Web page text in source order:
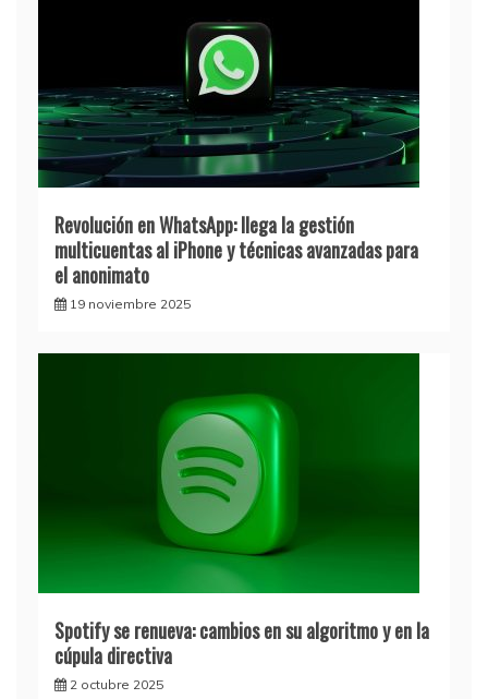
Revolución en WhatsApp: llega la gestión
multicuentas al iPhone y técnicas avanzadas para
el anonimato
19 noviembre 2025
Spotify se renueva: cambios en su algoritmo y en la
cúpula directiva
2 octubre 2025